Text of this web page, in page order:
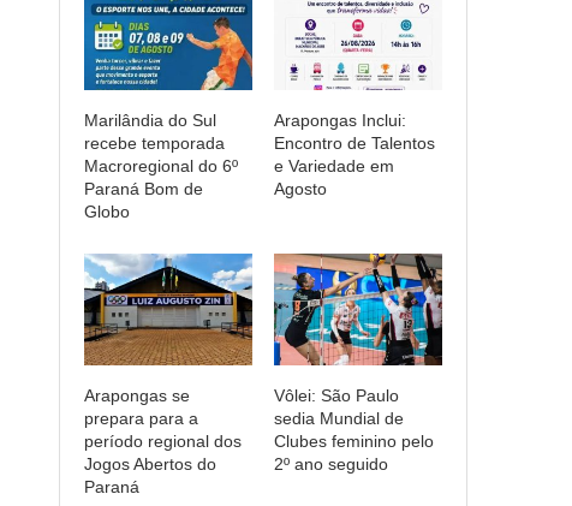
Marilândia do Sul
recebe temporada
Macroregional do 6º
Paraná Bom de
Globo
Arapongas Inclui:
Encontro de Talentos
e Variedade em
Agosto
Arapongas se
prepara para a
período regional dos
Jogos Abertos do
Paraná
Vôlei: São Paulo
sedia Mundial de
Clubes feminino pelo
2º ano seguido